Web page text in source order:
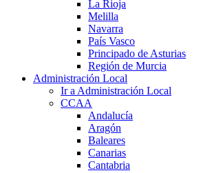
La Rioja
Melilla
Navarra
País Vasco
Principado de Asturias
Región de Murcia
Administración Local
Ir a Administración Local
CCAA
Andalucía
Aragón
Baleares
Canarias
Cantabria